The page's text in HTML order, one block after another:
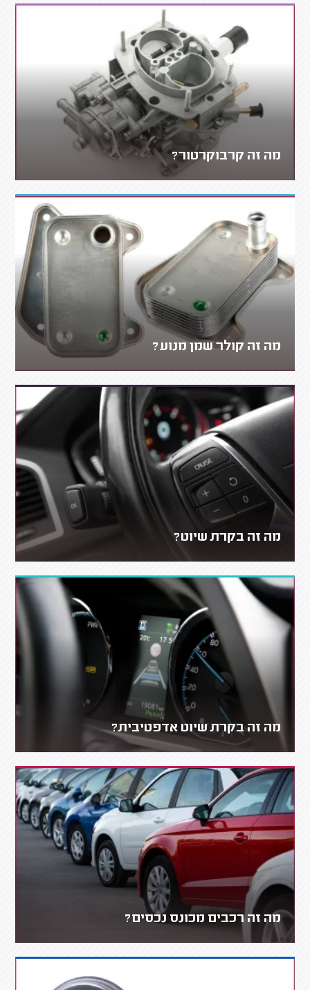
מה זה קרבוקרטור?
מה זה קולר שמן מנוע?
מה זה בקרת שיוט?
מה זה בקרת שיוט אדפטיבית?
מה זה רכבים מכונס נכסים?